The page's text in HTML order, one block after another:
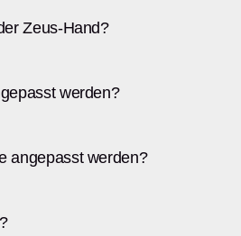
Zeus-Hand?
werden?
angepasst werden?